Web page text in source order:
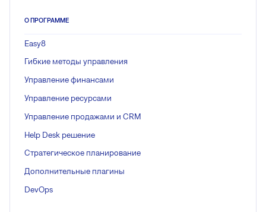
О ПРОГРАММЕ
Easy8
Гибкие методы управления
Управление финансами
Управление ресурсами
Управление продажами и CRM
Help Desk решение
Стратегическое планирование
Дополнительные плагины
DevOps